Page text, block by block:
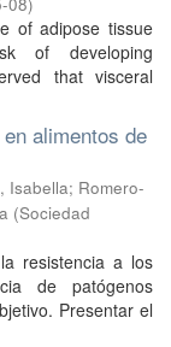
of adipose tissue
of developing
that visceral
alimentos de
Isabella; Romero-
(Sociedad
resistencia a los
de patógenos
Presentar el